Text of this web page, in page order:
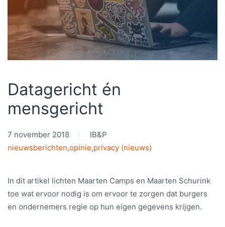
Datagericht én
mensgericht
7 november 2018
IB&P
nieuwsberichten,opinie,privacy (nieuws)
In dit artikel lichten Maarten Camps en Maarten Schurink
toe wat ervoor nodig is om ervoor te zorgen dat burgers
en ondernemers regie op hun eigen gegevens krijgen.